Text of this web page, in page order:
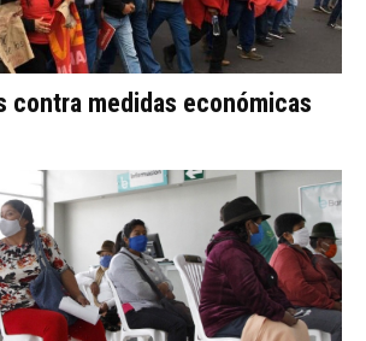
contra medidas económicas